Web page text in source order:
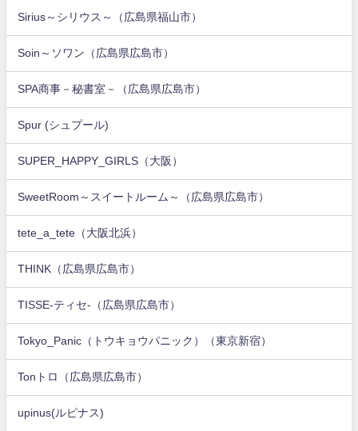
Sirius～シリウス～（広島県福山市）
Soin～ソワン（広島県広島市）
SPA商事－秘書室－（広島県広島市）
Spur (シュプール)
SUPER_HAPPY_GIRLS（大阪）
SweetRoom～スイートルーム～（広島県広島市）
tete_a_tete（大阪北浜）
THINK（広島県広島市）
TISSE-ティセ-（広島県広島市）
Tokyo_Panic（トウキョウパニック）（東京新宿）
Tonトロ（広島県広島市）
upinus(ルピナス)